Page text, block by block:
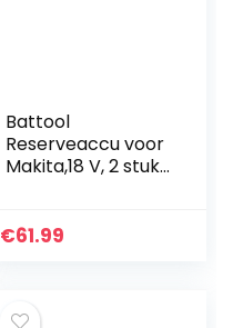
Battool
Reserveaccu voor
Makita,18 V, 2 stuks,
Li-Ion BL1850B
€61.99